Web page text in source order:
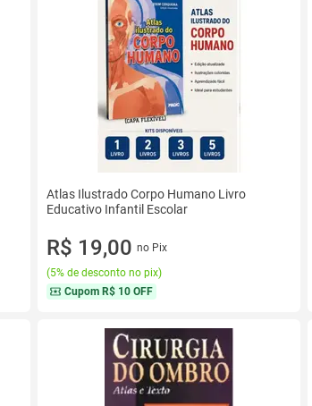
Atlas Ilustrado Corpo Humano Livro
Educativo Infantil Escolar
R$ 19,00 no Pix
(5% de desconto no pix)
Cupom R$ 10 OFF